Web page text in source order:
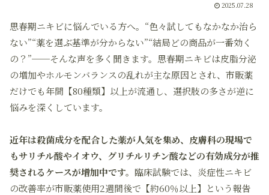
2025.07.28
思春期ニキビに悩んでいる方へ。“色々試してもなかなか治ら
ない”“薬を選ぶ基準が分からない”“結局どの商品が一番効く
の？”──そんな声を多く聞きます。思春期ニキビは皮脂分泌
の増加やホルモンバランスの乱れが主な原因とされ、市販薬
だけでも年間【80種類】以上が流通し、選択肢の多さが逆に
悩みを深くしています。
近年は殺菌成分を配合した薬が人気を集め、皮膚科の現場で
もサリチル酸やイオウ、グリチルリチン酸などの有効成分が推
奨されるケースが増加中です。 臨床試験では、炎症性ニキビ
の改善率が市販薬使用2週間後で【約60％以上】という報告